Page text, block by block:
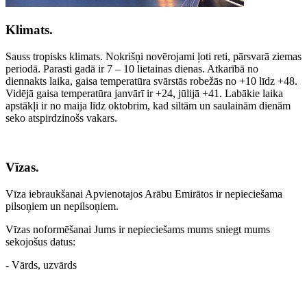
Klimats.
Sauss tropisks klimats. Nokrišņi novērojami ļoti reti, pārsvarā ziemas
periodā. Parasti gadā ir 7 – 10 lietainas dienas. Atkarībā no
diennakts laika, gaisa temperatūra svārstās robežās no +10 līdz +48.
Vidējā gaisa temperatūra janvārī ir +24, jūlijā +41. Labākie laika
apstākļi ir no maija līdz oktobrim, kad siltām un saulainām dienām
seko atspirdzinošs vakars.
Vīzas.
Vīza iebraukšanai Apvienotajos Arābu Emirātos ir nepieciešama
pilsoņiem un nepilsoņiem.
Vīzas noformēšanai Jums ir nepieciešams mums sniegt mums
sekojošus datus:
- Vārds, uzvārds